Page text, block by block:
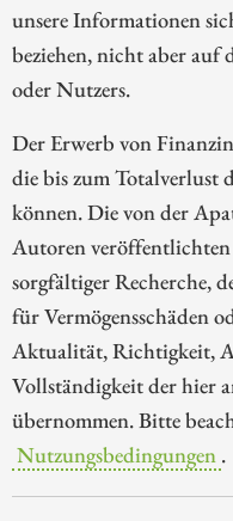
unsere Informationen
beziehen, nicht aber auf
oder Nutzers.
Der Erwerb von
die bis zum Totalverlust
können. Die von der
Autoren
sorgfältiger Recherche,
für Vermögensschäden
Aktualität, Richtigkeit,
Vollständigkeit der hier
übernommen. Bitte
Nutzungsbedingungen .